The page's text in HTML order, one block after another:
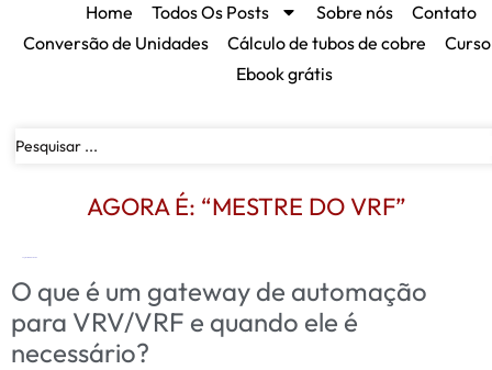
Home Todos Os Posts Sobre nós
Contato
Conversão de Unidades
Cálculo de tubos de cobre
Ebook grátis
AGORA É: “MESTRE DO VRF”
O que é um gateway de automação
para VRV/VRF e quando ele é
necessário?